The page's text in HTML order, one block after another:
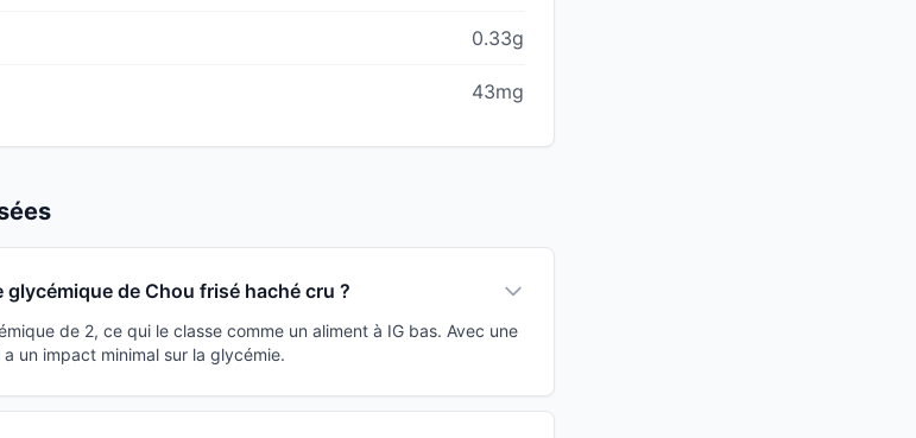
0.33g
43mg
glycémique de Chou frisé haché cru ?
de 2, ce qui le classe comme un aliment à IG bas. Avec une
un impact minimal sur la glycémie.